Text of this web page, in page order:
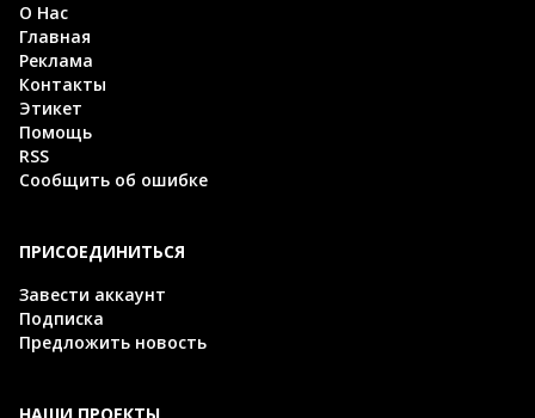
О Нас
Главная
Реклама
Контакты
Этикет
Помощь
RSS
Сообщить об ошибке
ПРИСОЕДИНИТЬСЯ
Завести аккаунт
Подписка
Предложить новость